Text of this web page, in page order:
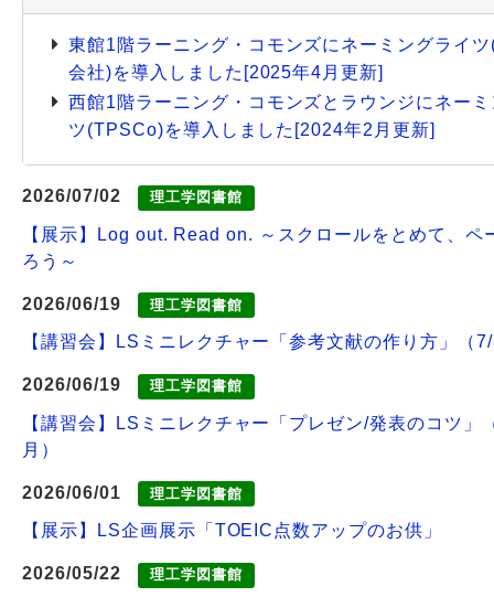
東館1階ラーニング・コモンズにネーミングライ
会社)を導入しました[2025年4月更新]
西館1階ラーニング・コモンズとラウンジにネー
ツ(TPSCo)を導入しました[2024年2月更新]
2026/07/02 理工学図書館
【展示】Log out. Read on. ～スクロールをとめて、ペ
ろう～
2026/06/19 理工学図書館
【講習会】LSミニレクチャー「参考文献の作り方」（
2026/06/19 理工学図書館
【講習会】LSミニレクチャー「プレゼン/発表のコツ」
月）
2026/06/01 理工学図書館
【展示】LS企画展示「TOEIC点数アップのお供」
2026/05/22 理工学図書館